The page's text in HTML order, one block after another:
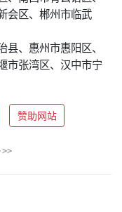
会区、郴州市临武
、惠州市惠阳区、
市张湾区、汉中市宁
赞助网站